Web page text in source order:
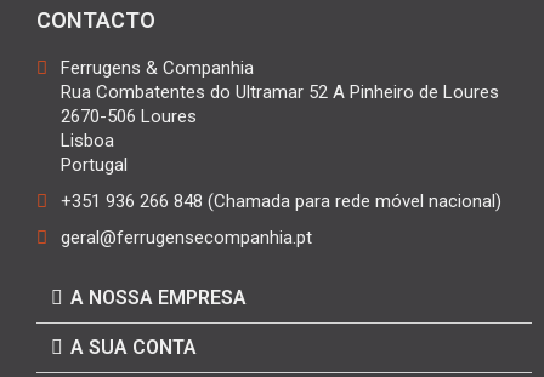
CONTACTO
Ferrugens & Companhia
Rua Combatentes do Ultramar 52 A Pinheiro de Loures
2670-506 Loures
Lisboa
Portugal
+351 936 266 848 (Chamada para rede móvel nacional)
geral@ferrugensecompanhia.pt
A NOSSA EMPRESA
A SUA CONTA